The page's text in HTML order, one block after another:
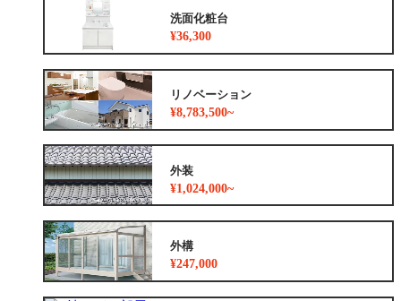
洗面化粧台
¥36,300
リノベーション
¥8,783,500~
外装
¥1,024,000~
外構
¥247,000